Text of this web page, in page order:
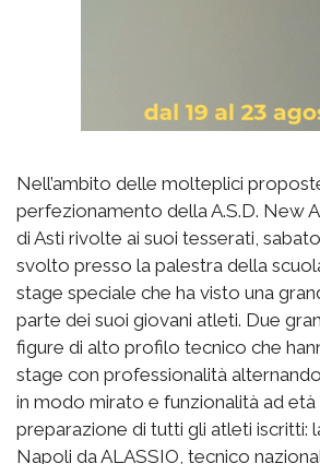
Nell’ambito delle molteplici
perfezionamento della A.S.D. New
di Asti rivolte ai suoi tesserati,
svolto presso la palestra della
stage speciale che ha visto una
parte dei suoi giovani atleti. Due
figure di alto profilo tecnico che
stage con professionalità
in modo mirato e funzionalità ad età
preparazione di tutti gli atleti iscritti:
Napoli da ALASSIO, tecnico